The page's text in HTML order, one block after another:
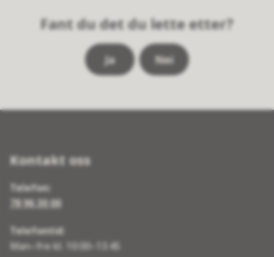
Fant du det du lette etter?
Ja Nei
Kontakt oss
Telefon:
78 96 30 00
Telefontid:
Man–fre kl. 10:00–13:45